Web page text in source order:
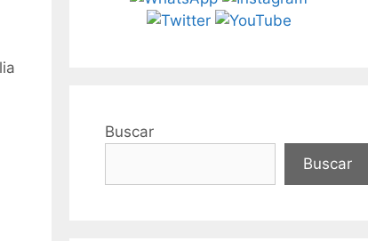
Buscar
Buscar